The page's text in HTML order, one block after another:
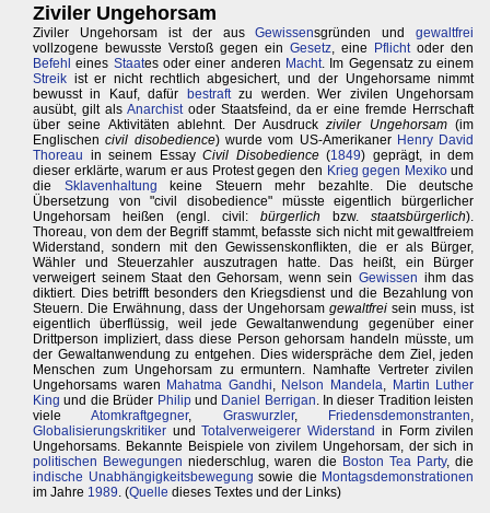
Ziviler Ungehorsam
Ziviler Ungehorsam ist der ausGewissensgründen undgewaltfrei
vollzogene bewusste Verstoß gegen einGesetz , eine Pflichtoder den
Befehl eines Staates oder einer anderen Macht. Im Gegensatz zu einem
Streik ist er nicht rechtlich abgesichert, und der Ungehorsame nimmt
bewusst in Kauf, dafür bestraftzu werden. Wer zivilen Ungehorsam
ausübt, gilt als Anarchistoder Staatsfeind, da er eine fremde Herrschaft
über seine Aktivitäten ablehnt. Der Ausdruckziviler Ungehorsam(im
Englischencivil disobedience) wurde vom US-Amerikaner Henry David
Thoreau in seinem EssayCivil Disobedience(1849) geprägt, in dem
dieser erklärte, warum er aus Protest gegen den Krieg gegen Mexikound
die Sklavenhaltung keine Steuern mehr bezahlte. Die deutsche
Übersetzung von "civil disobedience" müsste eigentlich bürgerlicher
Ungehorsam heißen (engl. civil:bürgerlich bzw.staatsbürgerlich).
Thoreau, von dem der Begriff stammt, befasste sich nicht mit gewaltfreiem
Widerstand, sondern mit den Gewissenskonflikten, die er als Bürger,
Wähler und Steuerzahler auszutragen hatte. Das heißt, ein Bürger
verweigert seinem Staat den Gehorsam, wenn seinGewissen ihm das
diktiert. Dies betrifft besonders den Kriegsdienst und die Bezahlung von
Steuern. Die Erwähnung, dass der Ungehorsam gewaltfreisein muss, ist
eigentlich überflüssig, weil jede Gewaltanwendung gegenüber einer
Drittperson impliziert, dass diese Person gehorsam handeln müsste, um
der Gewaltanwendung zu entgehen. Dies widerspräche dem Ziel, jeden
Menschen zum Ungehorsam zu ermuntern. Namhafte Vertreter zivilen
Ungehorsams waren Mahatma Gandhi Nelson Mandela
Martin Luther
King und die Brüder Philipund Daniel Berrigan . In dieser Tradition leisten
vieleAtomkraftgegner, Graswurzler, Friedensdemonstranten
Globalisierungskritiker undTotalverweigerer Widerstand in Form zivilen
Ungehorsams. Bekannte Beispiele von zivilem Ungehorsam, der sich in
politischen Bewegungen niederschlug, waren die Boston Tea Party, die
indische Unabhängigkeitsbewegung sowie die Montagsdemonstrationen
im Jahre 1989 . (Quelle dieses Textes und der Links)